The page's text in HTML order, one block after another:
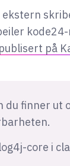
på
du finner ut
core i